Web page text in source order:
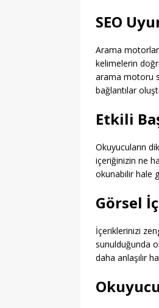
SEO
Arama
kelimelerin
arama motoru
bağlantılar
Etkili
Okuyucuların
içeriğinizin ne
okunabilir hale
Görsel
İçeriklerinizi
sunulduğunda
daha anlaşılır